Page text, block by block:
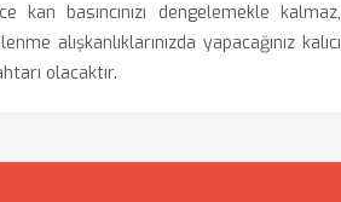
kan basıncınızı dengelemekle kalmaz,
alışkanlıklarınızda yapacağınız kalıcı
olacaktır.